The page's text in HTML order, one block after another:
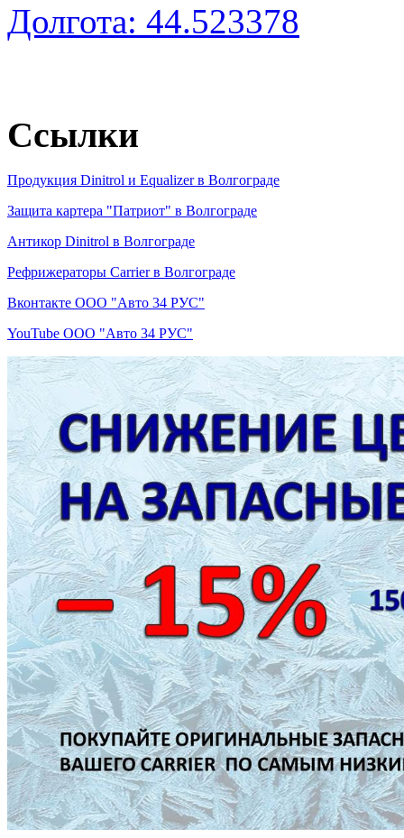
Долгота: 44.523378
Ссылки
Продукция Dinitrol и Equalizer в Волгограде
Защита картера "Патриот" в Волгограде
Антикор Dinitrol в Волгограде
Рефрижераторы Carrier в Волгограде
Вконтакте ООО "Авто 34 РУС"
YouTube ООО "Авто 34 РУС"